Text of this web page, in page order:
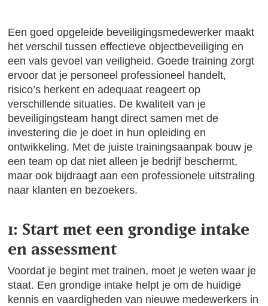
Een goed opgeleide beveiligingsmedewerker maakt
het verschil tussen effectieve objectbeveiliging en
een vals gevoel van veiligheid. Goede training zorgt
ervoor dat je personeel professioneel handelt,
risico’s herkent en adequaat reageert op
verschillende situaties. De kwaliteit van je
beveiligingsteam hangt direct samen met de
investering die je doet in hun opleiding en
ontwikkeling. Met de juiste trainingsaanpak bouw je
een team op dat niet alleen je bedrijf beschermt,
maar ook bijdraagt aan een professionele uitstraling
naar klanten en bezoekers.
1: Start met een grondige intake
en assessment
Voordat je begint met trainen, moet je weten waar je
staat. Een grondige intake helpt je om de huidige
kennis en vaardigheden van nieuwe medewerkers in